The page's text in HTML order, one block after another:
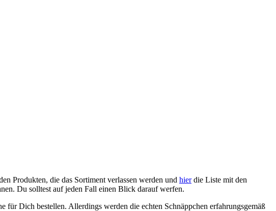
Produkten, die das Sortiment verlassen werden und hierdie Liste mit den
Du solltest auf jeden Fall einen Blick darauf werfen.
für Dich bestellen. Allerdings werden die echten Schnäppchen erfahrungsgemäß